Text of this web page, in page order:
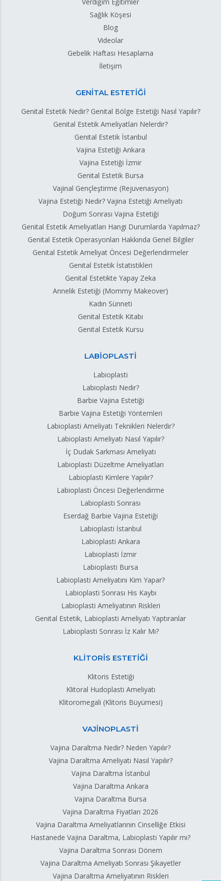
Sağlık Köşesi
Blog
Videolar
Gebelik Haftası Hesaplama
İletişim
GENİTAL ESTETİĞİ
Genital Estetik Nedir? Genital Bölge Estetiği Nasıl Yapılır?
Genital Estetik Ameliyatları Nelerdir?
Genital Estetik İstanbul
Vajina Estetiği Ankara
Vajina Estetiği İzmir
Genital Estetik Bursa
Vajinal Gençleştirme (Rejuvenasyon)
Vajina Estetiği Nedir? Vajina Estetiği Ameliyatı
Doğum Sonrası Vajina Estetiği
Genital Estetik Ameliyatları Hangi Durumlarda Yapılmaz?
Genital Estetik Operasyonları Hakkında Genel Bilgiler
Genital Estetik Ameliyat Öncesi Değerlendirmeler
Genital Estetik İstatistikleri
Genital Estetikte Yapay Zeka
Annelik Estetiği (Mommy Makeover)
Kadın Sünneti
Genital Estetik Kitabı
Genital Estetik Kursu
LABİOPLASTİ
Labioplasti
Labioplasti Nedir?
Barbie Vajina Estetiği
Barbie Vajina Estetiği Yöntemleri
Labioplasti Ameliyatı Teknikleri Nelerdir?
Labioplasti Ameliyatı Nasıl Yapılır?
İç Dudak Sarkması Ameliyatı
Labioplasti Düzeltme Ameliyatları
Labioplasti Kimlere Yapılır?
Labioplasti Öncesi Değerlendirme
Labioplasti Sonrası
Eserdağ Barbie Vajina Estetiği
Labioplasti İstanbul
Labioplasti Ankara
Labioplasti İzmir
Labioplasti Bursa
Labioplasti Ameliyatını Kim Yapar?
Labioplasti Sonrası His Kaybı
Labioplasti Ameliyatının Riskleri
Genital Estetik, Labioplasti Ameliyatı Yaptıranlar
Labioplasti Sonrası İz Kalır Mı?
KLİTORİS ESTETİĞİ
Klitoris Estetiği
Klitoral Hudoplasti Ameliyatı
Klitoromegali (Klitoris Büyümesi)
VAJİNOPLASTİ
Vajina Daraltma Nedir? Neden Yapılır?
Vajina Daraltma Ameliyatı Nasıl Yapılır?
Vajina Daraltma İstanbul
Vajina Daraltma Ankara
Vajina Daraltma Bursa
Vajina Daraltma Fiyatları 2026
Vajina Daraltma Ameliyatlarının Cinselliğe Etkisi
Hastanede Vajina Daraltma, Labioplasti Yapılır mı?
Vajina Daraltma Sonrası Dönem
Vajina Daraltma Ameliyatı Sonrası Şikayetler
Vajina Daraltma Ameliyatının Riskleri